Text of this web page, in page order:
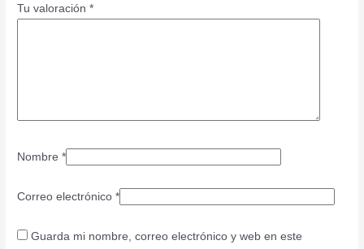
Tu valoración*
Nombre*
Correo electrónico*
Guarda mi nombre, correo electrónico y web en este